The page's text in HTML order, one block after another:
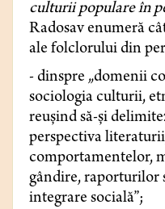
culturii populare în
Radosav enumeră
ale folclorului din
- dinspre „domenii
sociologia culturii,
reuşind să-şi
perspectiva
comportamentelor,
gândire, raporturilor
integrare socială”;